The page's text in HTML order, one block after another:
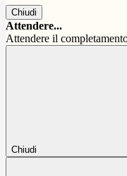
Chiudi
Attendere...
Attendere il
Chiudi